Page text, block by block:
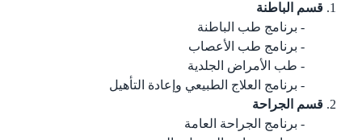
قسم الباطنة
برنامج طب الباطنة
برنامج طب الأعصاب
طب الأمراض الجلدية
برنامج العلاج الطبيعي وإعادة التأهيل
قسم الجراحة
برنامج الجراحة العامة